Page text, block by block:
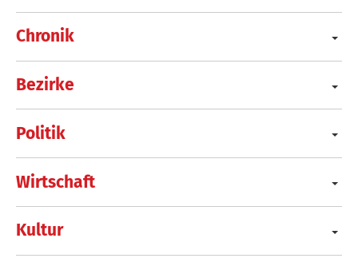
Chronik
Bezirke
Politik
Wirtschaft
Kultur